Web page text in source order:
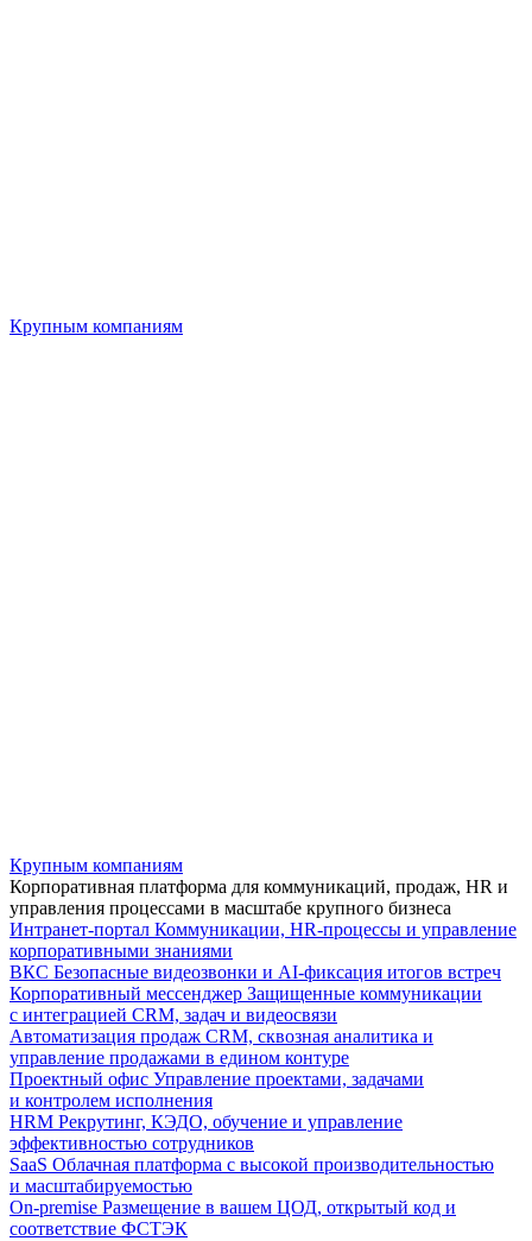
Крупным компаниям
Крупным компаниям
Корпоративная платформа для коммуникаций, продаж, HR и
управления процессами в масштабе крупного бизнеса
Интранет-портал Коммуникации, HR-процессы и управление
корпоративными знаниями
ВКС Безопасные видеозвонки и AI-фиксация итогов встреч
Корпоративный мессенджер Защищенные коммуникации
с интеграцией CRM, задач и видеосвязи
Автоматизация продаж CRM, сквозная аналитика и
управление продажами в едином контуре
Проектный офис Управление проектами, задачами
и контролем исполнения
HRM Рекрутинг, КЭДО, обучение и управление
эффективностью сотрудников
SaaS Облачная платформа с высокой производительностью
и масштабируемостью
On-premise Размещение в вашем ЦОД, открытый код и
соответствие ФСТЭК